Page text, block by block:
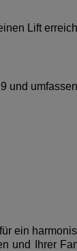
Lift
und
ein
und Ihrer